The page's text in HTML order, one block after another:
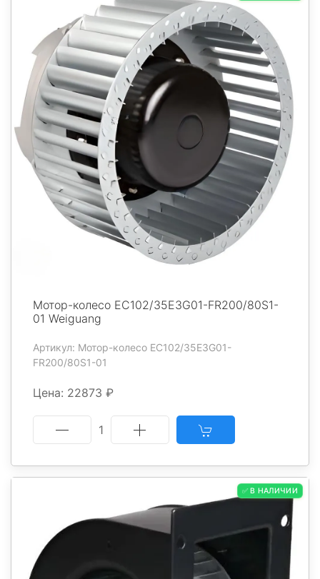
Мотор-колесо EC102/35E3G01-FR200/80S1-
01 Weiguang
Артикул: Мотор-колесо EC102/35E3G01-
FR200/80S1-01
Цена: 22873 ₽
1
✅ В НАЛИЧИИ